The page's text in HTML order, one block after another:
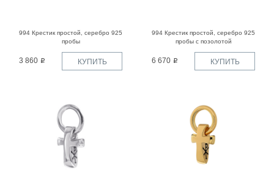
994 Крестик простой, серебро 925
пробы
3 860 КУПИТЬ
994 Крестик простой, серебро 925
пробы с позолотой
6 670 КУПИТЬ